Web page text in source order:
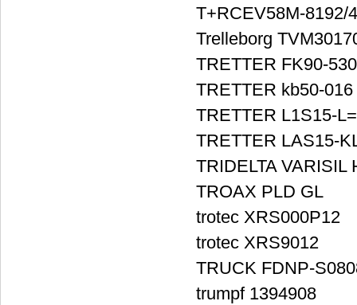
T+RCEV58M-8192/
Trelleborg
TRETTER FK90-530
TRETTER kb50-016
TRETTER L1S15-
TRETTER LAS15-
TRIDELTA VARISIL
TROAX PLD GL
trotec XRS000P12
trotec XRS9012
TRUCK FDNP-
trumpf 1394908